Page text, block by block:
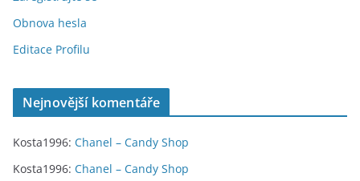
Obnova hesla
Editace Profilu
Nejnovější komentáře
Kosta1996: Chanel – Candy Shop
Kosta1996: Chanel – Candy Shop